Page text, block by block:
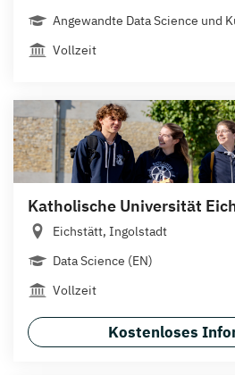
Angewandte Data Science und
Vollzeit
Katholische Universität
Eichstätt, Ingolstadt
Data Science (EN)
Vollzeit
Kostenloses